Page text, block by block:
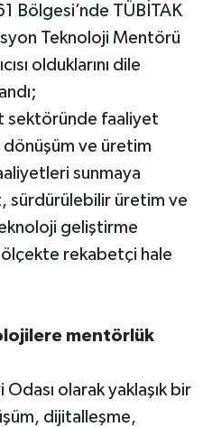
Bölgesi’nde TÜBİTAK
Teknoloji Mentörü
olduklarını dile
sektöründe faaliyet
ve üretim
sunmaya
sürdürülebilir üretim ve
geliştirme
ölçekte rekabetçi hale
mentörlük
olarak yaklaşık bir
dijitalleşme,